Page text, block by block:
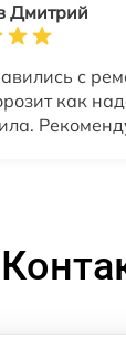
Дмитрий
с
как